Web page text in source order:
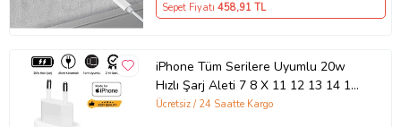
Sepet Fiyatı 458,91 TL
iPhone Tüm Serilere Uyumlu 20w
Hızlı Şarj Aleti 7 8 X 11 12 13 14 15
16 İçin Type-C Girişli Adaptör
Ücretsiz / 24 Saatte Kargo